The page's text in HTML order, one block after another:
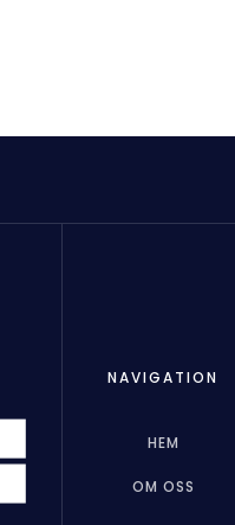
NAVIGATION
HEM
OM OSS